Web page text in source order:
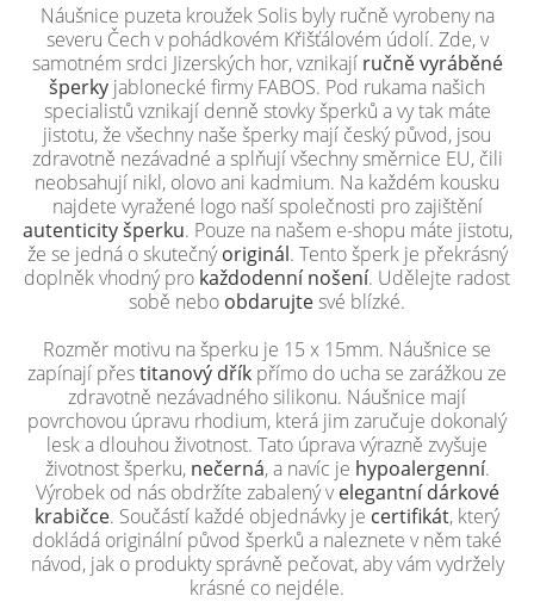
Náušnice puzeta kroužek Solis byly ručně vyrobeny na
severu Čech v pohádkovém Křišťálovém údolí. Zde, v
samotném srdci Jizerských hor, vznikají ručně vyráběné
šperky jablonecké firmy FABOS. Pod rukama našich
specialistů vznikají denně stovky šperků a vy tak máte
jistotu, že všechny naše šperky mají český původ, jsou
zdravotně nezávadné a splňují všechny směrnice EU, čili
neobsahují nikl, olovo ani kadmium. Na každém kousku
najdete vyražené logo naší společnosti pro zajištění
autenticity šperku. Pouze na našem e-shopu máte jistotu,
že se jedná o skutečnýoriginál. Tento šperk je překrásný
doplněk vhodný pro každodenní nošení. Udělejte radost
sobě nebo obdarujtesvé blízké.
Rozměr motivu na šperku je 15 x 15mm. Náušnice se
zapínají přestitanový dřík přímo do ucha se zarážkou ze
zdravotně nezávadného silikonu. Náušnice mají
povrchovou úpravu rhodium, která jim zaručuje dokonalý
lesk a dlouhou životnost. Tato úprava výrazně zvyšuje
životnost šperku, nečerná, a navíc je hypoalergenní.
Výrobek od nás obdržíte zabalený velegantní dárkové
krabičce. Součástí každé objednávky je certifikát, který
dokládá originální původ šperků a naleznete v něm také
návod, jak o produkty správně pečovat, aby vám vydržely
krásné co nejdéle.